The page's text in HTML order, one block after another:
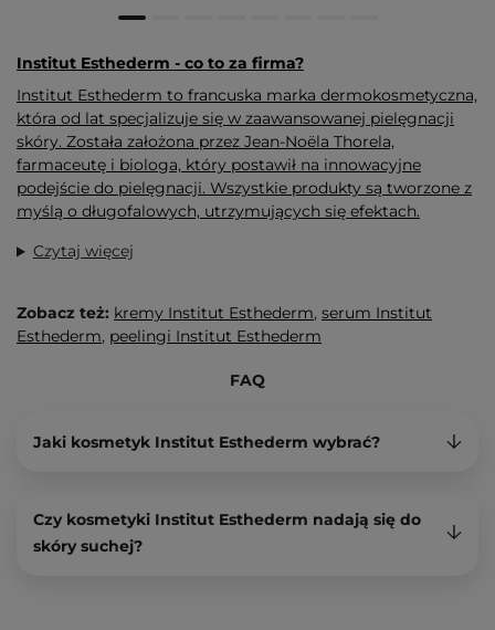
Institut Esthederm - co to za firma?
Institut Esthederm to francuska marka dermokosmetyczna,
która od lat specjalizuje się w zaawansowanej pielęgnacji
skóry. Została założona przez Jean-Noëla Thorela,
farmaceutę i biologa, który postawił na innowacyjne
podejście do pielęgnacji. Wszystkie produkty są tworzone z
myślą o długofalowych, utrzymujących się efektach.
Czytaj więcej
Zobacz też: kremy Institut Esthederm, serum Institut
Esthederm, peelingi Institut Esthederm
FAQ
Jaki kosmetyk Institut Esthederm wybrać?
Czy kosmetyki Institut Esthederm nadają się do
skóry suchej?